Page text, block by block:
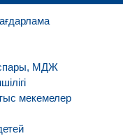
МДЖ
мекемелер